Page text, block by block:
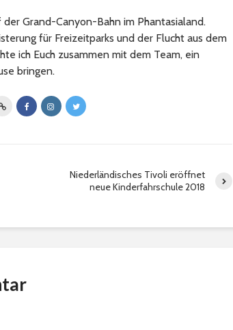
Grand-Canyon-Bahn im Phantasialand.
für Freizeitparks und der Flucht aus dem
ich Euch zusammen mit dem Team, ein
bringen.
Niederländisches Tivoli eröffnet
neue Kinderfahrschule 2018